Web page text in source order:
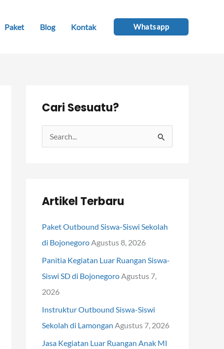
Paket Blog Kontak Whatsapp
Cari Sesuatu?
u
k
:
Artikel Terbaru
Paket Outbound Siswa-Siswi Sekolah
di BojonegoroAgustus 8, 2026
Panitia Kegiatan Luar Ruangan Siswa-
Siswi SD di BojonegoroAgustus 7,
2026
Instruktur Outbound Siswa-Siswi
Sekolah di Lamongan Agustus 7, 2026
Jasa Kegiatan Luar Ruangan Anak MI